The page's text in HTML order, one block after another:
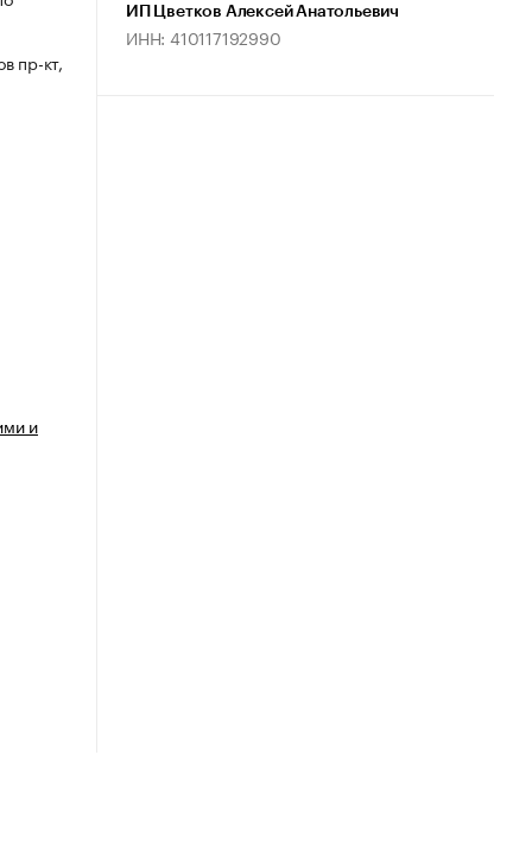
пр-кт,
и
ИП Цветков Алексей Анатольевич
ИНН: 410117192990